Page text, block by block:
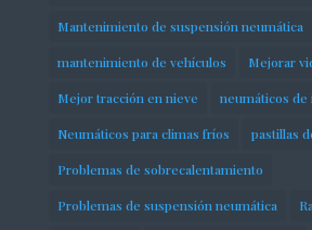
Mantenimiento de suspensión neumática
mantenimiento de vehículos Mejorar
Mejor tracción en nieve neumáticos de
Neumáticos para climas fríos pastillas
Problemas de sobrecalentamiento
Problemas de suspensión neumática